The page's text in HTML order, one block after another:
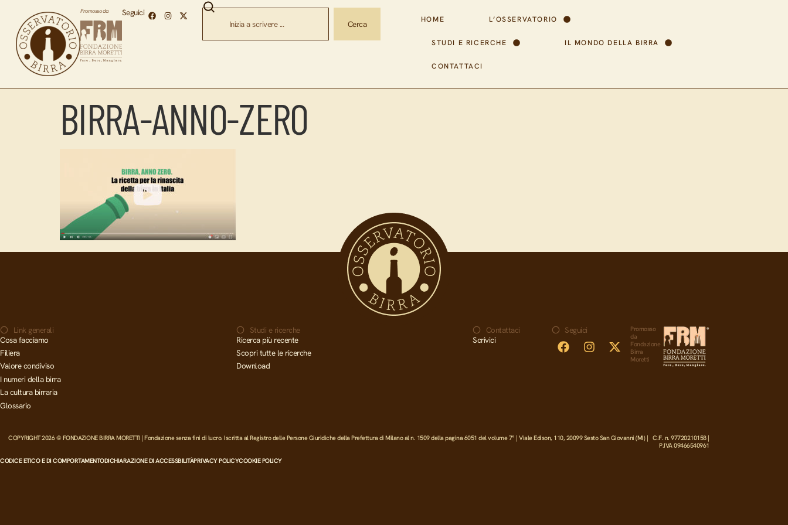
Promosso da
Seguici
Cerca
HOME L’OSSERVATORIO
STUDI E RICERCHE IL MONDO DELLA BIRRA
CONTATTACI
BIRRA-ANNO-ZERO
Link generali
Cosa facciamo
Filiera
Valore condiviso
I numeri della birra
La cultura birraria
Glossario
Studi e ricerche
Ricerca più recente
Scopri tutte le ricerche
Download
Contattaci
Scrivici
Seguici
Promosso
da
Fondazione
Birra
Moretti
COPYRIGHT 2026 © FONDAZIONE BIRRA MORETTI | Fondazione senza fini di lucro. Iscritta al Registro delle Persone Giuridiche della Prefettura di Milano al n. 1509 della pagina 6051 del volume 7° | Viale Edison, 110, 20099 Sesto San Giovanni (MI) | C.F. n. 97720210158 |
P.IVA 09466540961
CODICE ETICO E DI COMPORTAMENTODICHIARAZIONE DI ACCESSBILITÀPRIVACY POLICYCOOKIE POLICY